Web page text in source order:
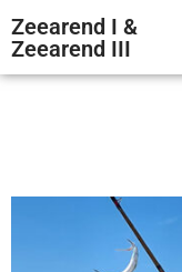
Zeearend I &
Zeearend III